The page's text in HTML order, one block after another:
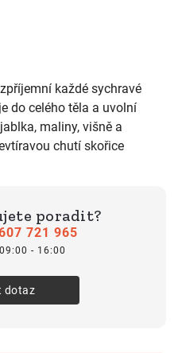
každé sychravé
do celého těla a uvolní
maliny, višně a
chutí skořice
poradit?
721 965
- 16:00
dotaz